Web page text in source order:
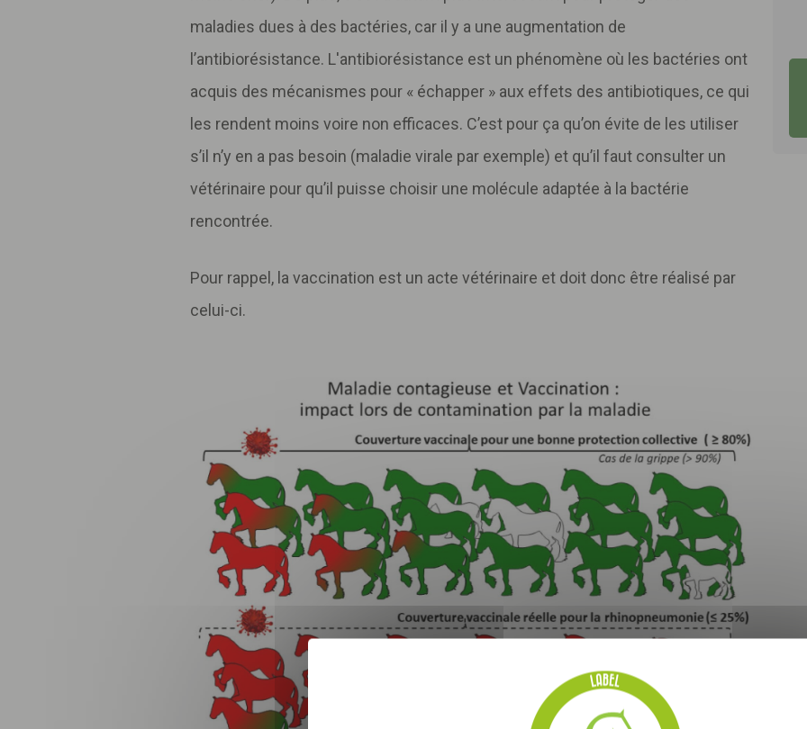
maladies dues à des bactéries, car il y a une augmentation de
l’antibiorésistance. L'antibiorésistance est un phénomène où les bactéries ont
acquis des mécanismes pour « échapper » aux effets des antibiotiques, ce qui
les rendent moins voire non efficaces. C’est pour ça qu’on évite de les utiliser
s’il n’y en a pas besoin (maladie virale par exemple) et qu’il faut consulter un
vétérinaire pour qu’il puisse choisir une molécule adaptée à la bactérie
rencontrée.
Pour rappel, la vaccination est un acte vétérinaire et doit donc être réalisé par
celui-ci.
Inscrivez-vous newsletter
pour suivre notre actualité et lesbonnes
Télécharger votre fichier
Sélectionnez nombre de salariés...
En envoyant le formulaire, vous acceptez que les informations saisies soient exploitées